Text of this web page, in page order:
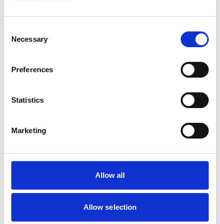
Selection
Necessary
Preferences
Statistics
Marketing
Allow all
Allow selection